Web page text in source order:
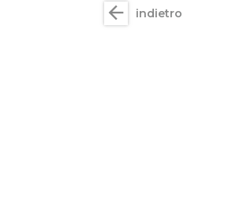
arrow_back indietro